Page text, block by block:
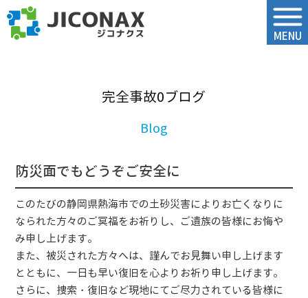
MENU
完全事故0ブログ
防災面でもどうぞご安全に
このたびの静岡県熱海市での土砂災害によりお亡くなりに
なられた方々のご冥福をお祈りし、ご遺族の皆様にお悔や
み申し上げます。
また、被災された方々へは、謹んでお見舞い申し上げます
とともに、一日も早い復旧を心よりお祈り申し上げます。
さらに、捜索・復旧など現地にてご尽力されている皆様に